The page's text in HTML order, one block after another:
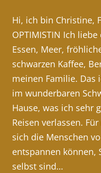
Hi, ich bin Christine,
OPTIMISTIN Ich
Essen, Meer,
schwarzen Kaffee,
meinen Familie. Das
im wunderbaren
Hause, was ich sehr
Reisen verlassen.
sich die Menschen
entspannen können,
selbst sind…